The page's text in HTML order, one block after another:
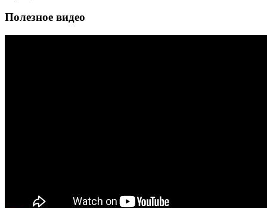
Полезное видео